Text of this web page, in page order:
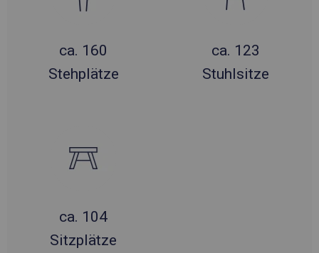
ca. 160
Stehplätze
ca. 123
Stuhlsitze
ca. 104
Sitzplätze